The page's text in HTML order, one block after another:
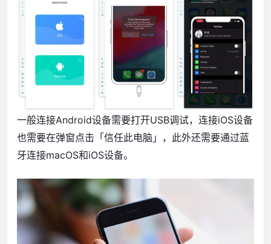
一般连接Android设备需要打开USB调试，连接iOS设备
也需要在弹窗点击「信任此电脑」，此外还需要通过蓝
牙连接macOS和iOS设备。